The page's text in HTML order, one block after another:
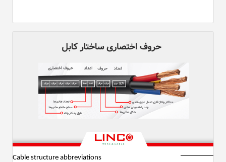
Cable structure abbreviations